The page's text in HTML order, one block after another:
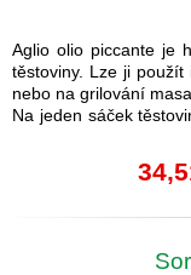
Aglio olio piccante je
těstoviny. Lze ji použít
nebo na grilování
Na jeden sáček
Návod na přípravu:
směs a lžíci
rozehřát a koření
následně přidat směs